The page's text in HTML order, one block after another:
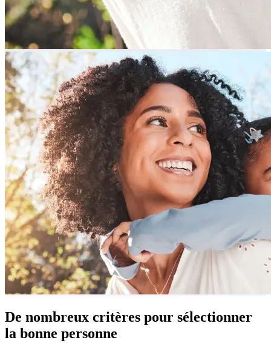
De nombreux critères pour sélectionner
la bonne personne